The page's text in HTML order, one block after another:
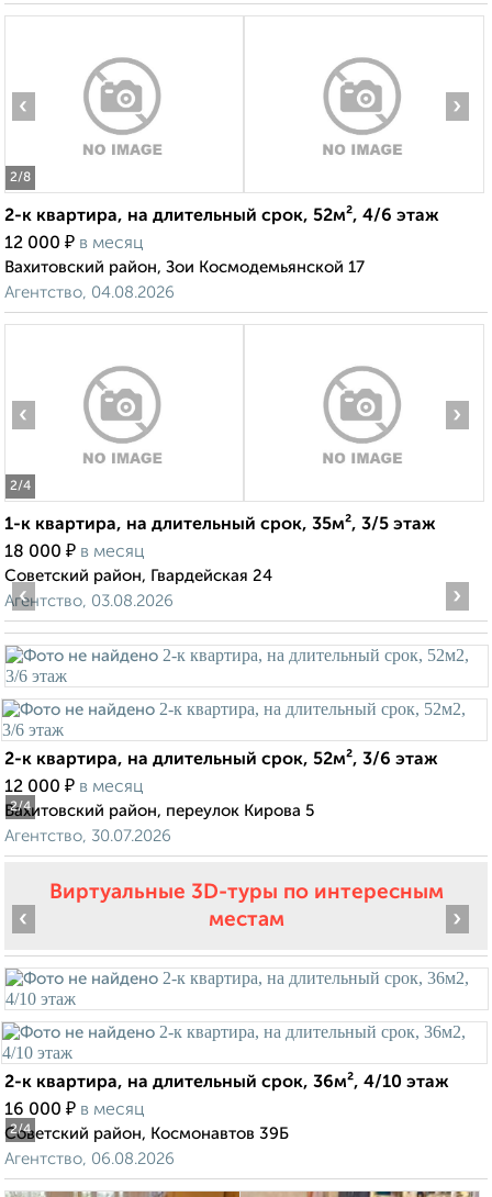
2/8
‹ ›
2-к квартира, на длительный срок, 52м², 4/6 этаж
12 000 ₽ в месяц
Вахитовский район, Зои Космодемьянской 17
Агентство, 04.08.2026
2/4
‹ ›
1-к квартира, на длительный срок, 35м², 3/5 этаж
18 000 ₽ в месяц
Советский район, Гвардейская 24
Агентство, 03.08.2026
2/4
‹ ›
2-к квартира, на длительный срок, 52м², 3/6 этаж
12 000 ₽ в месяц
Вахитовский район, переулок Кирова 5
Агентство, 30.07.2026
Виртуальные 3D-туры по интересным
местам
2/4
‹ ›
2-к квартира, на длительный срок, 36м², 4/10 этаж
16 000 ₽ в месяц
Советский район, Космонавтов 39Б
Агентство, 06.08.2026